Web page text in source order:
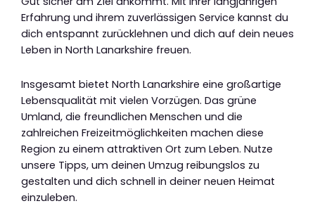
Erfahrung und ihrem zuverlässigen Service kannst du
dich entspannt zurücklehnen und dich auf dein neues
Leben in North Lanarkshire freuen.
Insgesamt bietet North Lanarkshire eine großartige
Lebensqualität mit vielen Vorzügen. Das grüne
Umland, die freundlichen Menschen und die
zahlreichen Freizeitmöglichkeiten machen diese
Region zu einem attraktiven Ort zum Leben. Nutze
unsere Tipps, um deinen Umzug reibungslos zu
gestalten und dich schnell in deiner neuen Heimat
einzuleben.